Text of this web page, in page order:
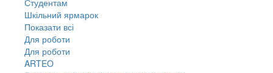
Шкільний ярмарок
Показати всі
Для роботи
Для роботи
ARTEO